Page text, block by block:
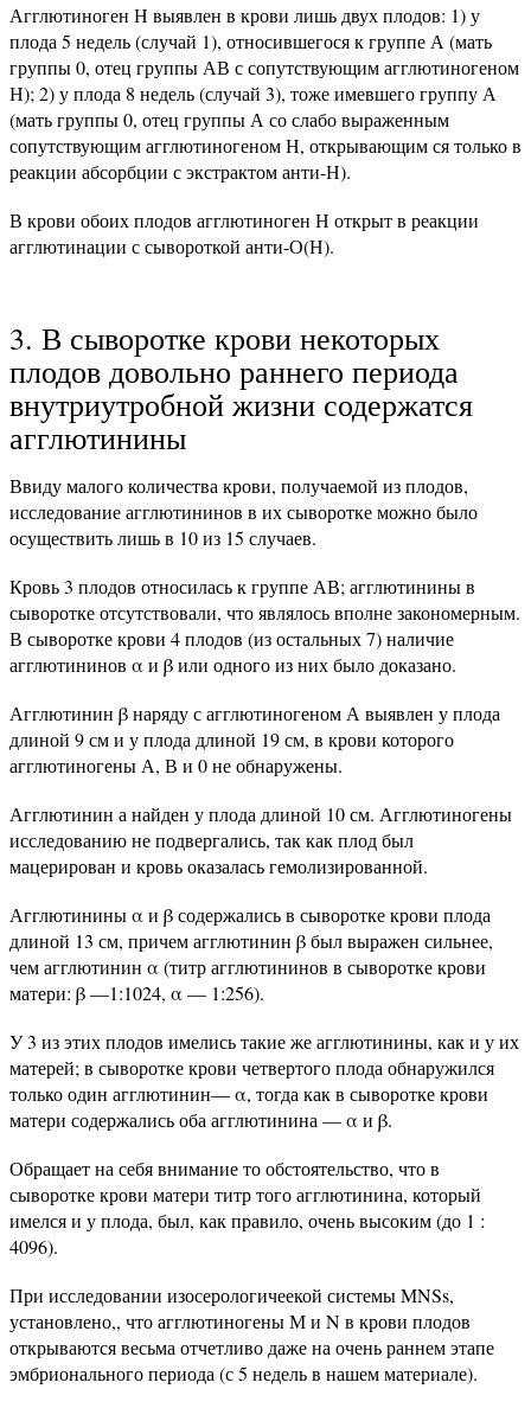
Агглютиноген Н выявлен в крови лишь двух плодов: 1) у
плода 5 недель (случай 1), относившегося к группе А (мать
группы 0, отец группы АВ с сопутствующим агглютиногеном
Н); 2) у плода 8 недель (случай 3), тоже имевшего группу А
(мать группы 0, отец группы А со слабо выраженным
сопутствующим агглютиногеном Н, открывающим ся только в
реакции абсорбции с экстрактом анти-Н).
В крови обоих плодов агглютиноген Н открыт в реакции
агглютинации с сывороткой анти-О(Н).
3. В сыворотке крови некоторых
плодов довольно раннего периода
внутриутробной жизни содержатся
агглютинины
Ввиду малого количества крови, получаемой из плодов,
исследование агглютининов в их сыворотке можно было
осуществить лишь в 10 из 15 случаев.
Кровь 3 плодов относилась к группе АВ; агглютинины в
сыворотке отсутствовали, что являлось вполне закономерным.
В сыворотке крови 4 плодов (из остальных 7) наличие
агглютининов α и β или одного из них было доказано.
Агглютинин β наряду с агглютиногеном А выявлен у плода
длиной 9 см и у плода длиной 19 см, в крови которого
агглютиногены А, В и 0 не обнаружены.
Агглютинин а найден у плода длиной 10 см. Агглютиногены
исследованию не подвергались, так как плод был
мацерирован и кровь оказалась гемолизированной.
Агглютинины α и β содержались в сыворотке крови плода
длиной 13 см, причем агглютинин β был выражен сильнее,
чем агглютинин α (титр агглютининов в сыворотке крови
матери: β —1:1024, α — 1:256).
У 3 из этих плодов имелись такие же агглютинины, как и у их
матерей; в сыворотке крови четвертого плода обнаружился
только один агглютинин— α, тогда как в сыворотке крови
матери содержались оба агглютинина — α и β.
Обращает на себя внимание то обстоятельство, что в
сыворотке крови матери титр того агглютинина, который
имелся и у плода, был, как правило, очень высоким (до 1 :
4096).
При исследовании изосерологичеекой системы MNSs,
установлено,, что агглютиногены М и N в крови плодов
открываются весьма отчетливо даже на очень раннем этапе
эмбрионального периода (с 5 недель в нашем материале).